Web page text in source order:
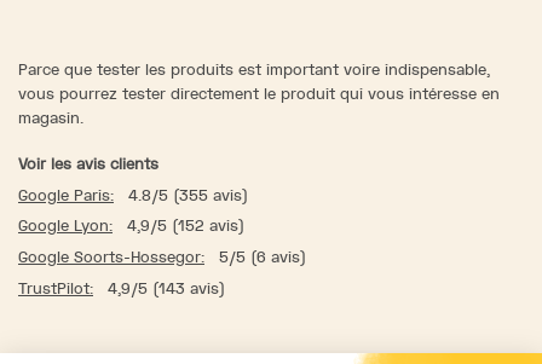
Parce que tester les produits est important voire indispensable,
vous pourrez tester directement le produit qui vous intéresse en
magasin.
Voir les avis clients
Google Paris:
4.8/5 (355 avis)
Google Lyon:
4,9/5 (152 avis)
Google Soorts-Hossegor:
5/5 (6 avis)
TrustPilot:
4,9/5 (143 avis)